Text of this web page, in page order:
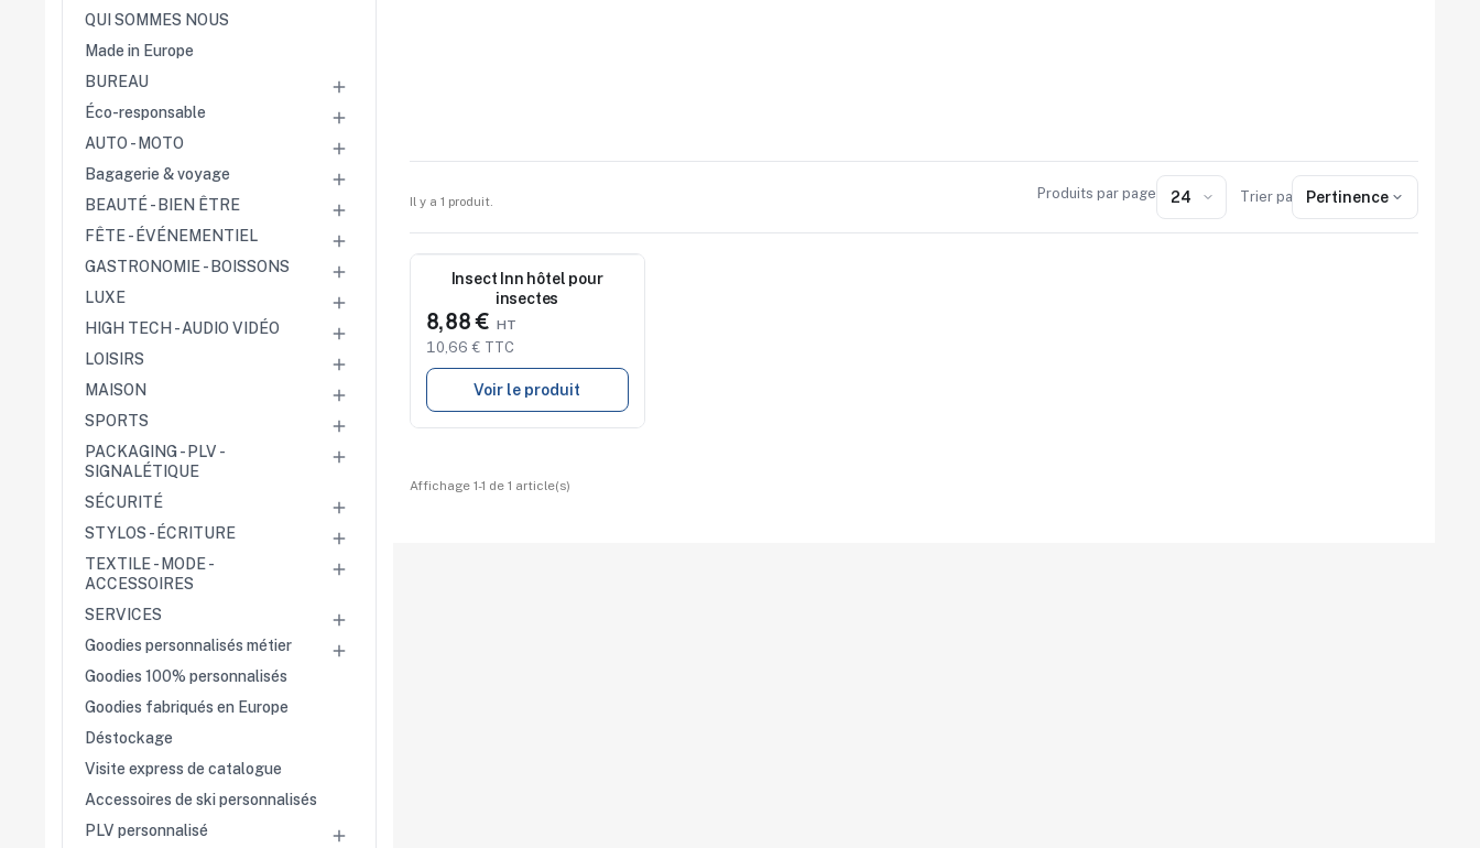
Cérémonies
Récompenses
Été et plage
Campagnes RSE
Voyages d'affaires
Animations
commerciales
Entreprises
Collectivités
Administrations
Écoles
Associations
Comités d'entreprise
Agences
événementielles
Hôtellerie
Restauration
Domaines viticoles
Maisons de luxe
Marchés publics
Chambres de
Salons
professionnels
Séminaires
Team building
Portes ouvertes
Cadeaux d'entreprise
Fin d'année
Rentrée
Récompenses
Été et plage
Campagnes RSE
Voyages d'affaires
QUI SOMMES NOUS
Made in Europe
BUREAU

Éco-responsable 
AUTO - MOTO 
Bagagerie & voyage 
BEAUTÉ - BIEN ÊTRE 
FÊTE - ÉVÉNEMENTIEL 
GASTRONOMIE - BOISSONS 
LUXE 
HIGH TECH - AUDIO VIDÉO 
LOISIRS 
MAISON 
SPORTS 
PACKAGING - PLV -
SIGNALÉTIQUE

SÉCURITÉ 
STYLOS - ÉCRITURE 
TEXTILE - MODE -
ACCESSOIRES

SERVICES 
Goodies personnalisés métier 
Goodies 100% personnalisés
Goodies fabriqués en Europe
Déstockage
Visite express de catalogue
Accessoires de ski personnalisés
PLV personnalisé

Il y a 1 produit.
Produits par page Trier par : Pertinence
Nouveau
Insect Inn hôtel pour
insectes
8,88 €
10,66 € TTC
Voir le produit
Affichage 1-1 de 1 article(s)